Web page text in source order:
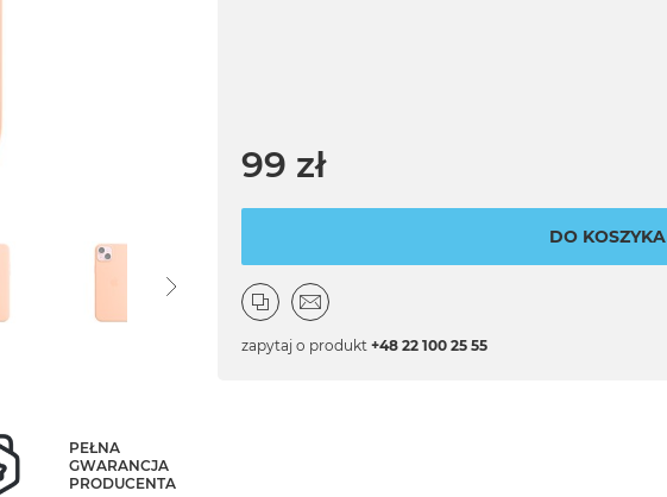
99 zł
DO KOSZYKA
zapytaj o produkt +48 22 100 25 55
PEŁNA
GWARANCJA
PRODUCENTA